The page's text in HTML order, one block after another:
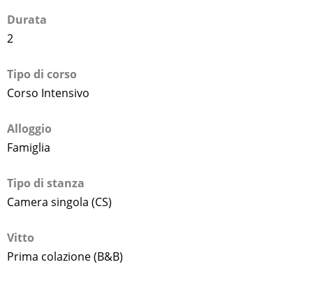
Durata
2
Tipo di corso
Corso Intensivo
Alloggio
Famiglia
Tipo di stanza
Camera singola (CS)
Vitto
Prima colazione (B&B)